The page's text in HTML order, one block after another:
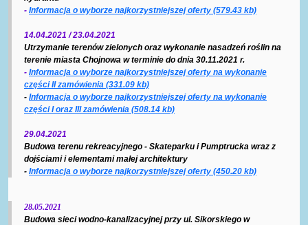
- Informacja o wyborze najkorzystniejszej oferty (579.43 kb)
14.04.2021 /23.04.2021
Utrzymanie terenów zielonych oraz wykonanie nasadzeń roślin na
terenie miasta Chojnowa w terminie do dnia 30.11.2021 r.
- Informacja o wyborze najkorzystniejszej oferty na wykonanie
części II zamówienia (331.09 kb)
- Informacja o wyborze najkorzystniejszej oferty na wykonanie
części I oraz III zamówienia (508.14 kb)
29.04.2021
Budowa terenu rekreacyjnego - Skateparku i Pumptrucka wraz z
dojściami i elementami małej architektury
- Informacja o wyborze najkorzystniejszej oferty (450.20 kb)
28.05.2021
Budowa sieci wodno-kanalizacyjnej przy ul. Sikorskiego w